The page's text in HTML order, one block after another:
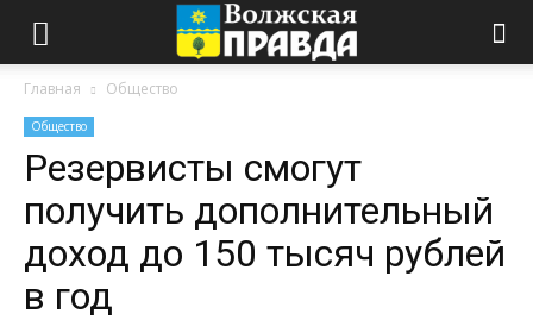
Главная Общество
Общество
Резервисты смогут
получить дополнительный
доход до 150 тысяч рублей
в год